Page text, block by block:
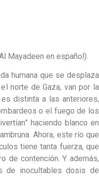
Mayadeen en español).
humana que se desplaza
norte de Gaza, van por la
distinta a las anteriores,
o el fuego de los
haciendo blanco en
Ahora, este río que
tiene tanta fuerza, que
de contención. Y además,
de inocultables dosis de